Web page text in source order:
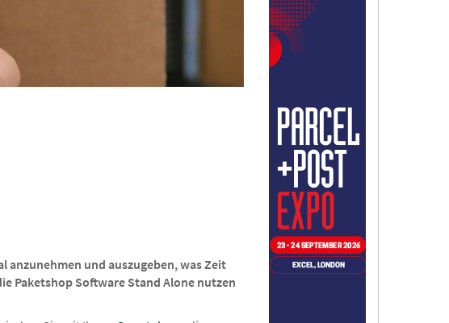
anzunehmen und auszugeben, was Zeit
Paketshop Software Stand Alone nutzen